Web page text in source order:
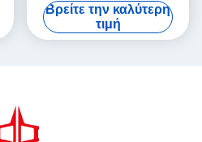
υποστηρίζει παγκόσμια έργα
προστασίας κλίσης
Βρείτε την καλύτερη
τιμή